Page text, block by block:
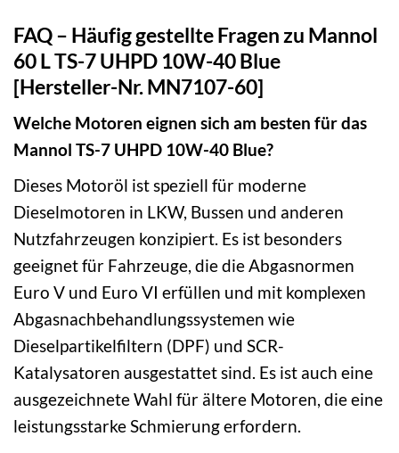
FAQ – Häufig gestellte Fragen zu Mannol
60 L TS-7 UHPD 10W-40 Blue
[Hersteller-Nr. MN7107-60]
Welche Motoren eignen sich am besten für das
Mannol TS-7 UHPD 10W-40 Blue?
Dieses Motoröl ist speziell für moderne
Dieselmotoren in LKW, Bussen und anderen
Nutzfahrzeugen konzipiert. Es ist besonders
geeignet für Fahrzeuge, die die Abgasnormen
Euro V und Euro VI erfüllen und mit komplexen
Abgasnachbehandlungssystemen wie
Dieselpartikelfiltern (DPF) und SCR-
Katalysatoren ausgestattet sind. Es ist auch eine
ausgezeichnete Wahl für ältere Motoren, die eine
leistungsstarke Schmierung erfordern.